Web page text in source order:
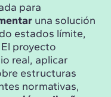
para
una solución
estados límite,
proyecto
real, aplicar
estructuras
normativas,